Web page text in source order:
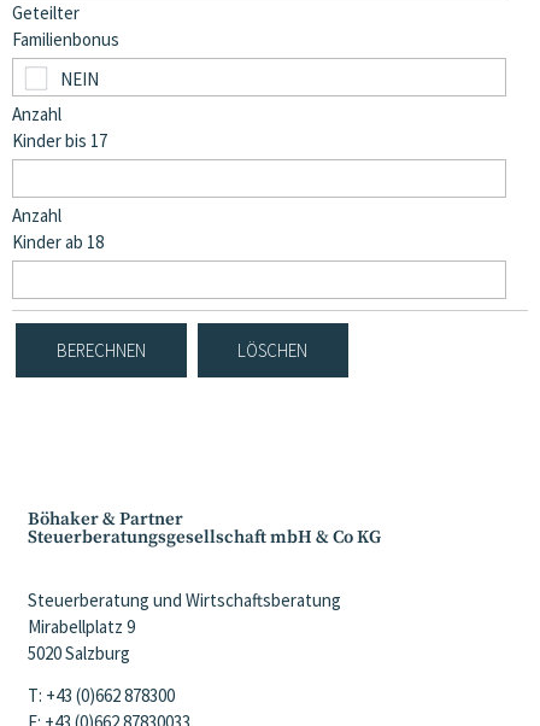
Geteilter
Familienbonus
Anzahl
Kinder bis 17
Anzahl
Kinder ab 18
Böhaker & Partner
Steuerberatungsgesellschaft mbH & Co KG
Steuerberatung und Wirtschaftsberatung
Mirabellplatz 9
5020 Salzburg
T: +43 (0)662 878300